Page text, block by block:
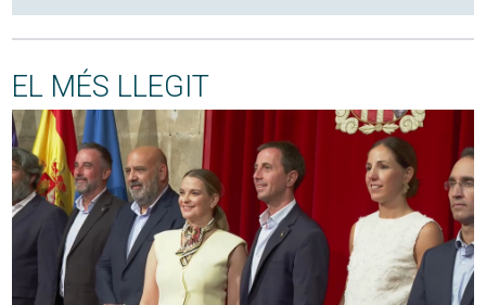
EL MÉS LLEGIT